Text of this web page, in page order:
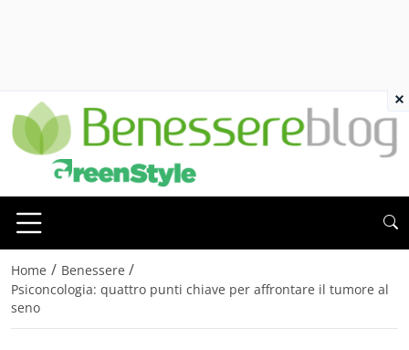
Home / Benessere /
Psiconcologia: quattro punti chiave per affrontare il tumore al
seno
×